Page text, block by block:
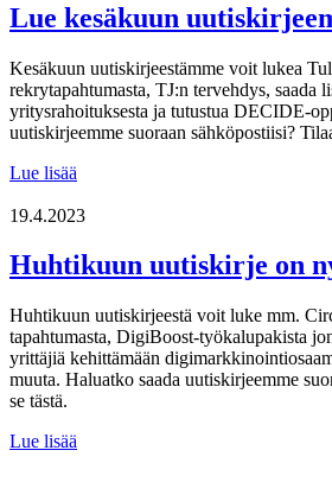
Lue kesäkuun
Kesäkuun uutiskirjeestämme voit lukea
rekrytapahtumasta, TJ:n tervehdys, saada
yritysrahoituksesta ja tutustua DECIDE-
uutiskirjeemme suoraan sähköpostiisi?
Lue lisää
uutiskirjeemme
19.4.2023
Huhtikuun uutiskirje on
Huhtikuun uutiskirjeestä voit luke mm.
tapahtumasta, DigiBoost-työkalupakista
yrittäjiä kehittämään
muuta. Haluatko saada uutiskirjeemme
se tästä.
Lue lisää